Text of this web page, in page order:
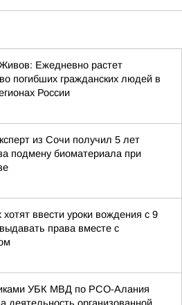
Ежедневно растет
погибших гражданских людей в
России
из Сочи получил 5 лет
подмену биоматериала при
ввести уроки вождения с 9
права вместе с
УБК МВД по РСО-Алания